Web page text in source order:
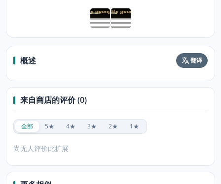
概述 翻译
来自商店的评价 (0)
全部 5★ 4★ 3★ 2★ 1★
尚无人评价此扩展